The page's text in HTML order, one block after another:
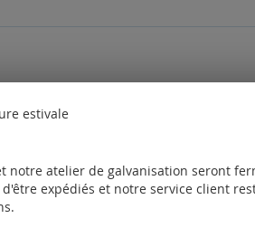
estivale
notre atelier de galvanisation seront
expédiés et notre service client